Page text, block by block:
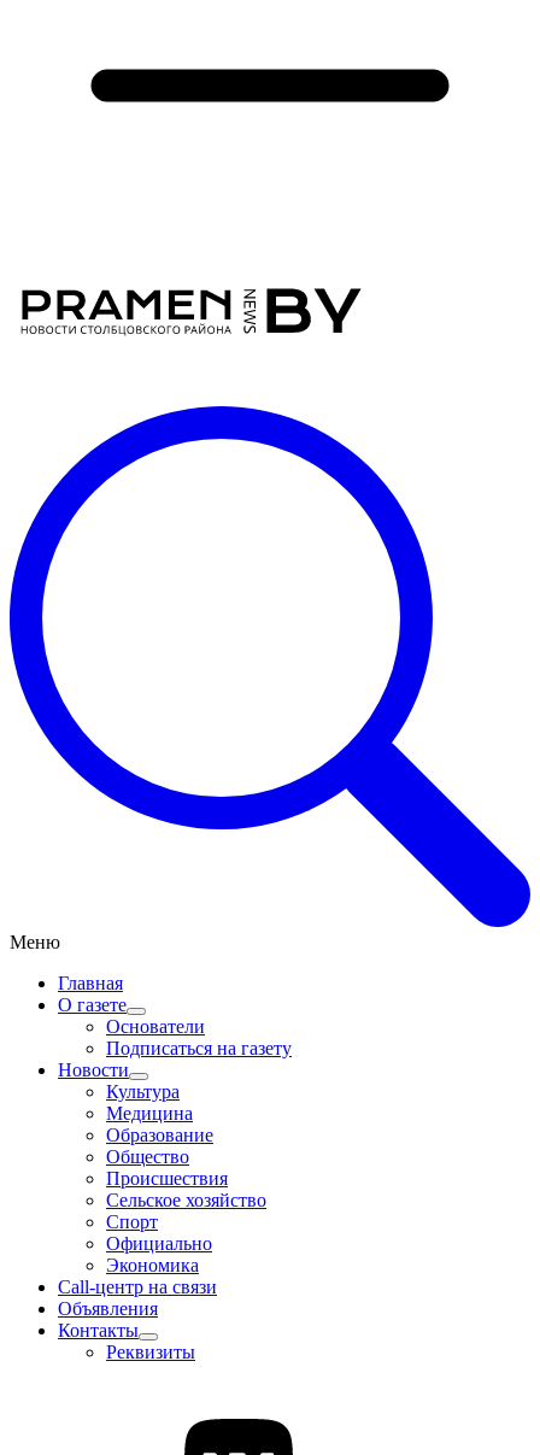
Меню
Главная
О газете
Основатели
Подписаться на газету
Новости
Культура
Медицина
Образование
Общество
Происшествия
Сельское хозяйство
Спорт
Официально
Экономика
Call-центр на связи
Объявления
Контакты
Реквизиты